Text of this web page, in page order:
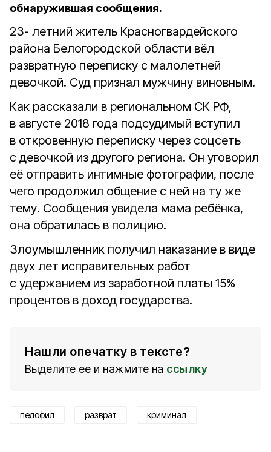
обнаружившая сообщения.
23- летний житель Красногвардейского
района Белогородской области вёл
развратную переписку с малолетней
девочкой. Суд признал мужчину виновным.
Как рассказали в региональном СК РФ,
в августе 2018 года подсудимый вступил
в откровенную переписку через соцсеть
с девочкой из другого региона. Он уговорил
её отправить интимные фотографии, после
чего продолжил общение с ней на ту же
тему. Сообщения увидела мама ребёнка,
она обратилась в полицию.
Злоумышленник получил наказание в виде
двух лет исправительных работ
с удержанием из заработной платы 15%
процентов в доход государства.
Нашли опечатку в тексте?
Выделите ее и нажмите на ссылку
педофил разврат криминал